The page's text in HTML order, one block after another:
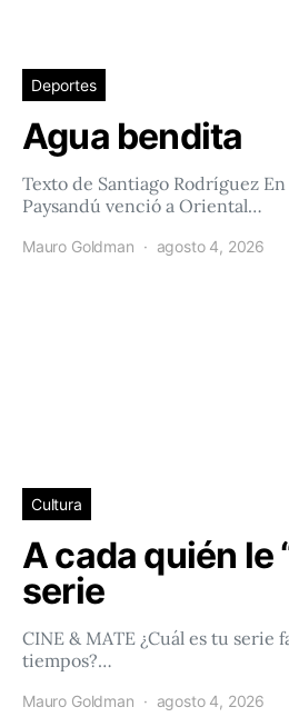
Deportes
Agua bendita
Texto de Santiago Rodríguez
Paysandú venció a Oriental…
Mauro Goldman agosto 4, 2026
Cultura
A cada quién le
serie
CINE & MATE ¿Cuál es tu serie
tiempos?…
Mauro Goldman agosto 4, 2026